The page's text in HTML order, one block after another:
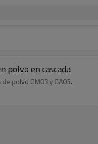
polvo en cascada
polvo GM03 y GA03.